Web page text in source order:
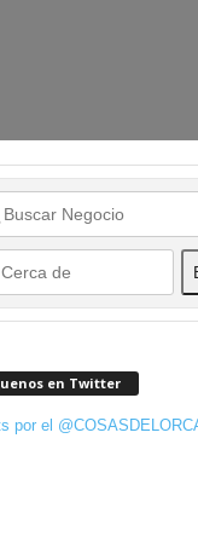
en Twitter
por el